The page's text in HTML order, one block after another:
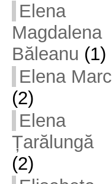
Elena
Magdalena
Băleanu (1)
Elena Marc
(2)
Elena
Țarălungă
(2)